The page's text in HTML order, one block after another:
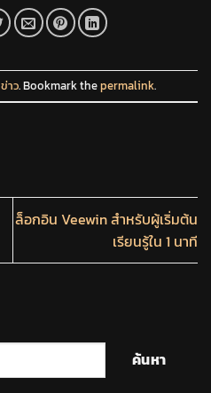
ข่าว. Bookmark thepermalink.
ล็อกอิน Veewin สำหรับผู้เริ่มต้น
เรียนรู้ใน 1 นาที
ค้นหา